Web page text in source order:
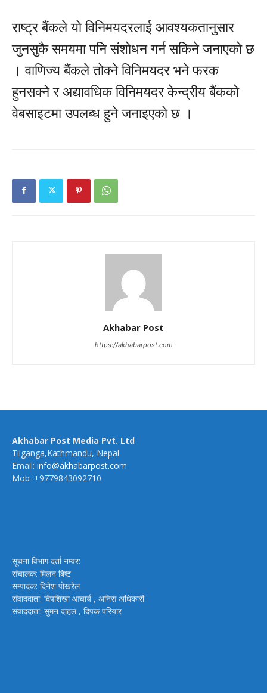
राष्ट्र बैंकले यो विनिमयदरलाई आवश्यकतानुसार
जुनसुकै समयमा पनि संशोधन गर्न सकिने जनाएको छ
। वाणिज्य बैंकले तोक्ने विनिमयदर भने फरक
हुनसक्ने र अद्यावधिक विनिमयदर केन्द्रीय बैंकको
वेबसाइटमा उपलब्ध हुने जनाइएको छ ।
Akhabar Post
https://akhabarpost.com
Akhabar Post Media Pvt. Ltd
Tilganga,Kathmandu, Nepal
Email: info@akhabarpost.com
Mob :+9779843092710
सूचना विभाग दर्ता नम्वर:
संचालक: मिलन बिष्ट
सम्पादक: दिनेश पोखरेल
संवाददाता: दिपशिखा आचार्य , अनिस अधिकारी
संवाददाता: सुमन दाहल , दिपक परियार